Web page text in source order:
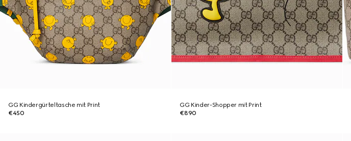
GG Kindergürteltasche mit Print
€450
GG Kinder-Shopper mit Print
€890